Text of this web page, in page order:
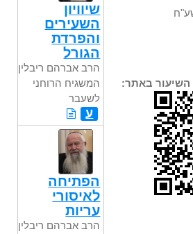
השיעור באתר:
שיוויון
השעירים
והפרדת
הגורל
הרב אברהם ריבלין,
המשגיח הרוחני
לשעבר
ע
הפתיחה
לאיסורי
עריות
הרב אברהם ריבלין,